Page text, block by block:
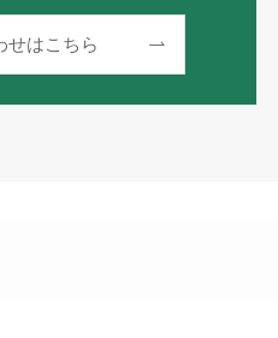
せはこちら